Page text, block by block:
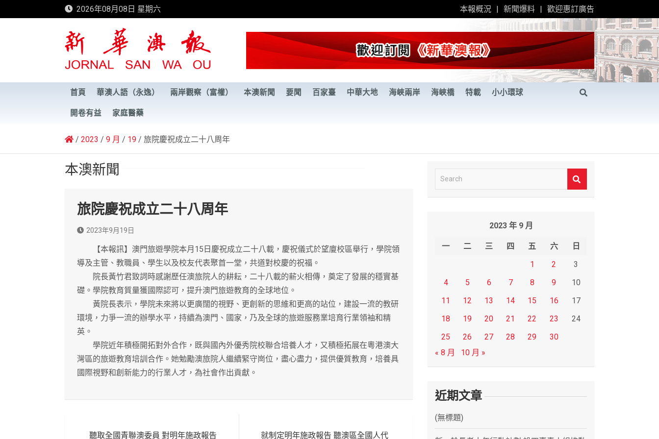
to
2026年08月08日 星期六 本報概況 新聞爆料 歡迎惠訂廣告
新華澳報
首頁 華澳人語（永逸） 兩岸觀察（富權） 本澳新聞 要聞 百家臺 中華大地 海峽兩岸 海峽橋 特載 小小環球
開卷有益 家庭醫藥
2023 9 月 19 旅院慶祝成立二十八周年
本澳新聞
旅院慶祝成立二十八周年
2023年9月19日
【本報訊】澳門旅遊學院本月15日慶祝成立二十八載，慶祝儀式於望廈校區舉行，學院領
導及主管、教職員、學生以及校友代表聚首一堂，共道對校慶的祝福。
院長黃竹君致詞時感謝歷任澳旅院人的耕耘，二十八載的薪火相傳，奠定了發展的穩實基
礎。學院教育質量獲國際認可，提升澳門旅遊教育的全球地位。
黃院長表示，學院未來將以更廣闊的視野、更創新的思維和更高的站位，建設一流的教研
環境，力爭一流的辦學水平，持續為澳門、國家，乃及全球的旅遊服務業培育行業領袖和精
英。
學院近年積極開拓對外合作，既與國內外優秀院校聯合培養人才，又積極拓展在粵港澳大
灣區的旅遊教育培訓合作。她勉勵澳旅院人繼續緊守崗位，盡心盡力，提供優質教育，培養具
國際視野和創新能力的行業人才，為社會作出貢獻。
聽取全國青聯澳委員 對明年施政報告 就制定明年施政報告 聽澳區全國人代
e
2023 年 9 月
一 二 三 四 五 六
日
1
2
3
4
5 6 7 8 9
10
11
12 13 14 15 16
17
18
19 20 21 22 23
24
25
26 27 28 29
30
« 8 月
10 月 »
近期文章
(無標題)